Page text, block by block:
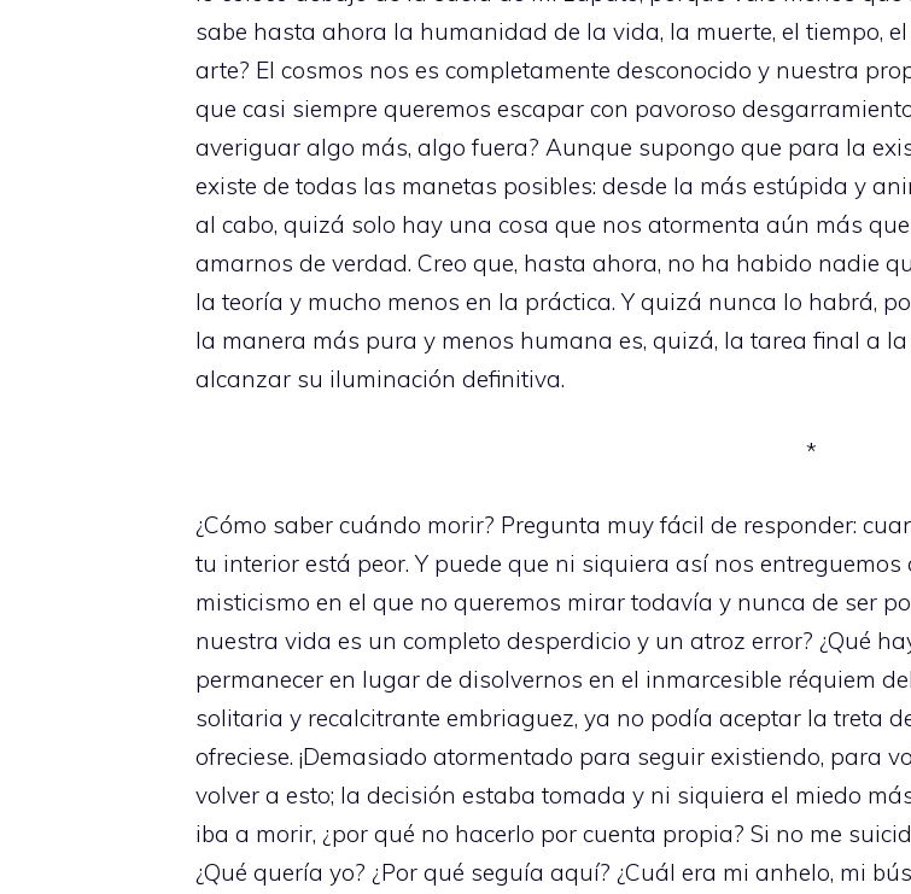
sabe hasta ahora la humanidad de la vida, la muerte, el tiempo,
arte? El cosmos nos es completamente desconocido y nuestra
que casi siempre queremos escapar con pavoroso
averiguar algo más, algo fuera? Aunque supongo que para la
existe de todas las manetas posibles: desde la más estúpida y
al cabo, quizá solo hay una cosa que nos atormenta aún más
amarnos de verdad. Creo que, hasta ahora, no ha habido nadie
la teoría y mucho menos en la práctica. Y quizá nunca lo habrá,
la manera más pura y menos humana es, quizá, la tarea final a
alcanzar su iluminación definitiva.
*
¿Cómo saber cuándo morir? Pregunta muy fácil de responder:
tu interior está peor. Y puede que ni siquiera así nos
misticismo en el que no queremos mirar todavía y nunca de ser
nuestra vida es un completo desperdicio y un atroz error? ¿Qué
permanecer en lugar de disolvernos en el inmarcesible réquiem
solitaria y recalcitrante embriaguez, ya no podía aceptar la treta
ofreciese. ¡Demasiado atormentado para seguir existiendo, para
volver a esto; la decisión estaba tomada y ni siquiera el miedo
iba a morir, ¿por qué no hacerlo por cuenta propia? Si no me
¿Qué quería yo? ¿Por qué seguía aquí? ¿Cuál era mi anhelo, mi